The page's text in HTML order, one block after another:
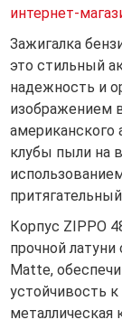
интернет-
Зажигалка
это стильный
надежность и
изображением
клубы пыли на
Корпус ZIPPO
прочной
Matte,
устойчивость
металлическая